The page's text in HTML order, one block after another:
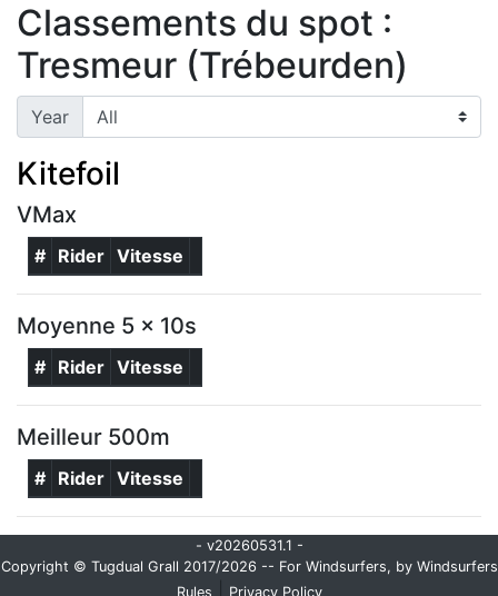
Classements du spot :
Tresmeur (Trébeurden)
Year
Kitefoil
VMax
# Rider Vitesse
Moyenne 5 x 10s
# Rider Vitesse
Meilleur 500m
# Rider Vitesse
- v20260531.1 -
Copyright © Tugdual Grall 2017/2026 -- For Windsurfers, by Windsurfers
Rules
Privacy Policy